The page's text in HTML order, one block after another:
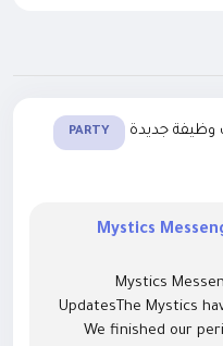
وظيفة جديدة PARTY
Mystics
Mystics
UpdatesThe Mystics
We finished our